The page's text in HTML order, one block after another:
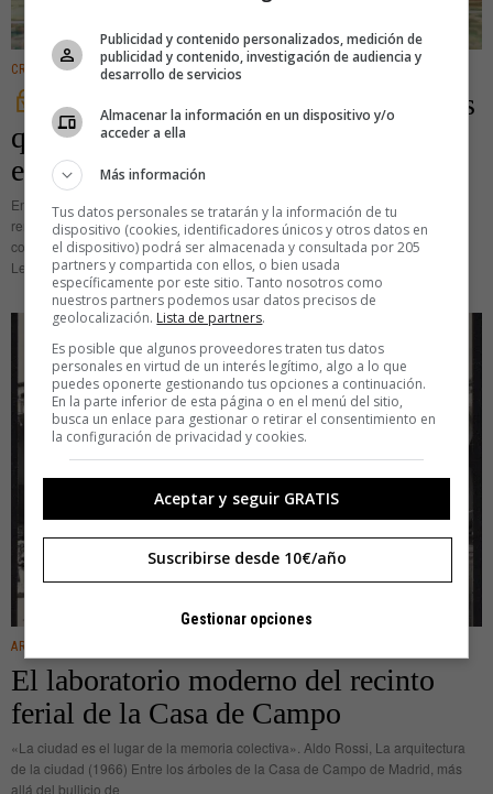
CREATIVIDAD · ENTRETENIMIENTO
Siete juegos de mesa colaborativos
que ensalzan el valor del trabajo en
equipo
En los últimos años, los juegos de mesa cooperativos han vivido todo un
renacimiento. Sus mecánicas mejoradas se combinan con objetivos
compartidos, narrativas inmersivas o desafíos de deducción y coordinación.
Lejos de
ARQUITECTURA
El laboratorio moderno del recinto
ferial de la Casa de Campo
«La ciudad es el lugar de la memoria colectiva». Aldo Rossi, La arquitectura
de la ciudad (1966) Entre los árboles de la Casa de Campo de Madrid, más
allá del bullicio de
Publicidad y contenido personalizados, medición de
publicidad y contenido, investigación de audiencia y
desarrollo de servicios
Almacenar la información en un dispositivo y/o
acceder a ella
Más información
Tus datos personales se tratarán y la información de tu
dispositivo (cookies, identificadores únicos y otros datos en
el dispositivo) podrá ser almacenada y consultada por 205
partners y compartida con ellos, o bien usada
específicamente por este sitio. Tanto nosotros como
nuestros partners podemos usar datos precisos de
geolocalización. Lista de partners.
Es posible que algunos proveedores traten tus datos
personales en virtud de un interés legítimo, algo a lo que
puedes oponerte gestionando tus opciones a continuación.
En la parte inferior de esta página o en el menú del sitio,
busca un enlace para gestionar o retirar el consentimiento en
la configuración de privacidad y cookies.
Aceptar y seguir GRATIS
Suscribirse desde 10€/año
Gestionar opciones